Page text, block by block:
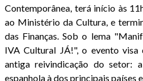
Contemporânea, terá início às
ao Ministério da Cultura, e
das Finanças. Sob o lema
IVA Cultural JÁ!", o evento visa
antiga reivindicação do setor:
espanhola à dos principais países